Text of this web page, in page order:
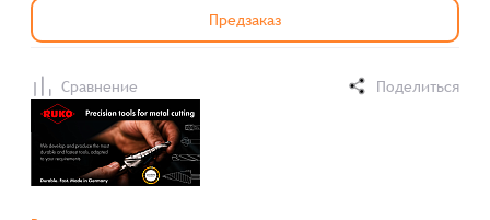
Предзаказ
Сравнение Поделиться